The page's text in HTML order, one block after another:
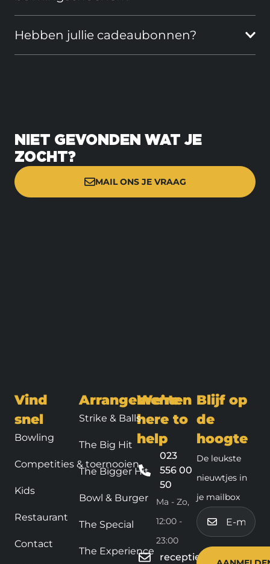
Hebben jullie cadeaubonnen?
NIET GEVONDEN WAT JE
ZOCHT?
MAIL ONS JE VRAAG
Vind
snel
Bowling
Competities & toernooien
Kids
Restaurant
Contact
Arrangementen
Strike & Balls
The Big Hit
The Bigger Hit
Bowl & Burger
The Special
The Experience
We’re
here to
help
023
556 00
50
Ma - Zo,
12:00 -
23:00
receptie@claus.nl
Blijf op
de
hoogte
De leukste
nieuwtjes in
je mailbox
E-
mailadres